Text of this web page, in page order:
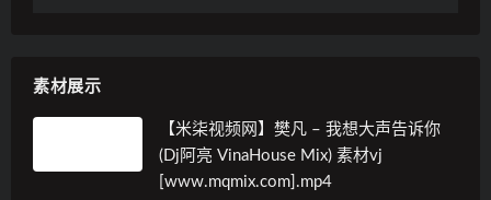
素材展示
【米柒视频网】樊凡 – 我想大声告诉你
(Dj阿亮 VinaHouse Mix) 素材vj
[www.mqmix.com].mp4